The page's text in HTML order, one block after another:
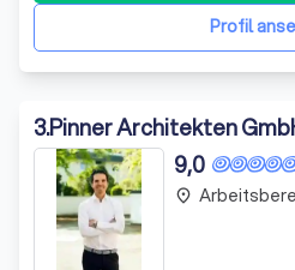
Unsere Philosophie basiert auf
Profil
3.Pinner Architekten
9,0
place